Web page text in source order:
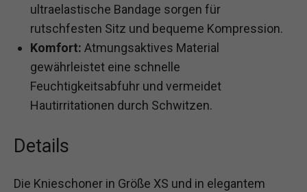
ultraelastische Bandage sorgen für
rutschfesten Sitz und bequeme Kompression.
Komfort: Atmungsaktives Material
gewährleistet eine schnelle
Feuchtigkeitsabfuhr und vermeidet
Hautirritationen durch Schwitzen.
Details
Die Knieschoner in Größe XS und in elegantem